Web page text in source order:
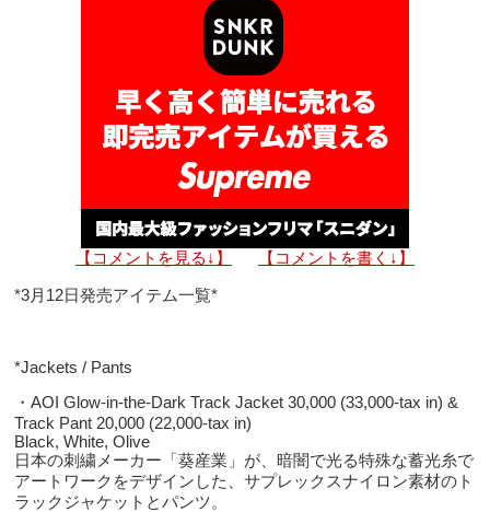
【コメントを見る↓】
【コメントを書く↓】
*3月12日発売アイテム一覧*
*Jackets / Pants
・AOI Glow-in-the-Dark Track Jacket 30,000 (33,000-tax in) &
Track Pant 20,000 (22,000-tax in)
Black, White, Olive
日本の刺繍メーカー「葵産業」が、暗闇で光る特殊な蓄光糸で
アートワークをデザインした、サプレックスナイロン素材のト
ラックジャケットとパンツ。